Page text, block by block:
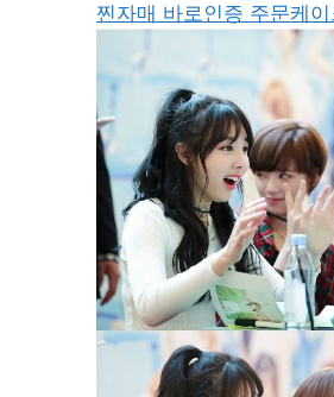
찐자매 바로인증 주문케이